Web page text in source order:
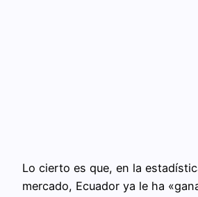
Lo cierto es que, en la
mercado, Ecuador ya le ha